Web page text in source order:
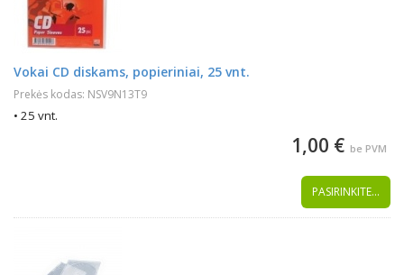
Vokai CD diskams, popieriniai, 25 vnt.
Prekės kodas: NSV9N13T9
• 25 vnt.
1,00 € be PVM
PASIRINKITE...